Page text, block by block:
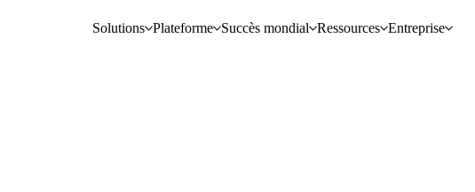
Solutions Plateforme Succès mondial Ressources Entreprise